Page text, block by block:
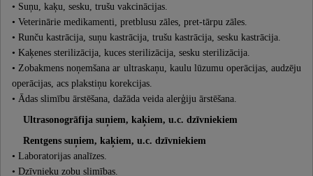
• Suņu, kaķu, sesku, trušu vakcinācijas.
• Veterinārie medikamenti, pretblusu zāles, pret-tārpu zāles.
• Runču kastrācija, suņu kastrācija, trušu kastrācija, sesku kastrācija.
• Kaķenes sterilizācija, kuces sterilizācija, sesku sterilizācija.
• Zobakmens noņemšana ar ultraskaņu, kaulu lūzumu operācijas, audzēju
operācijas, acs plakstiņu korekcijas.
• Ādas slimību ārstēšana, dažāda veida alerģiju ārstēšana.
Ultrasonogrāfija suņiem, kaķiem, u.c. dzīvniekiem
Rentgens suņiem, kaķiem, u.c. dzīvniekiem
• Laboratorijas analīzes.
• Dzīvnieku zobu slimības.